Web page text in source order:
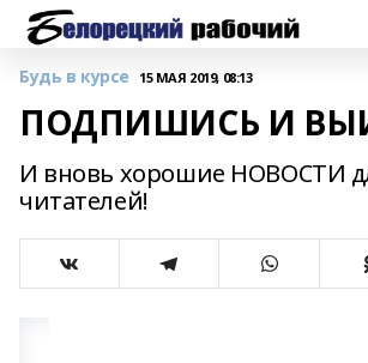
Будь в курсе 15 МАЯ 2019, 08:13
ПОДПИШИСЬ И
И вновь хорошие НОВОСТИ
читателей!